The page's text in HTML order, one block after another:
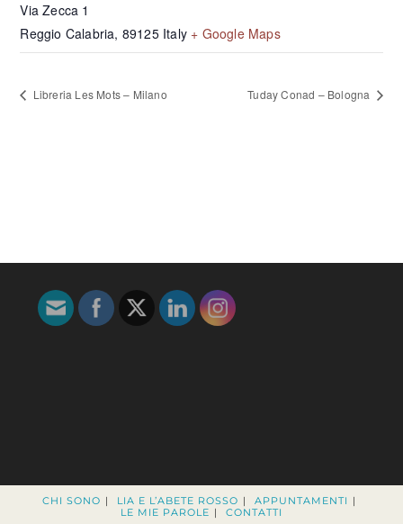
Via Zecca 1
Reggio Calabria, 89125 Italy + Google Maps
Libreria Les Mots – Milano Tuday Conad – Bologna
CHI SONO LIA E L’ABETE ROSSO
APPUNTAMENTI
LE MIE PAROLE
CONTATTI